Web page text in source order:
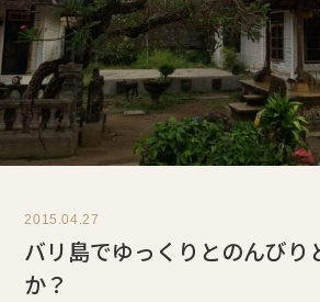
2015.04.27
バリ島でゆっくりとのんびり
か？